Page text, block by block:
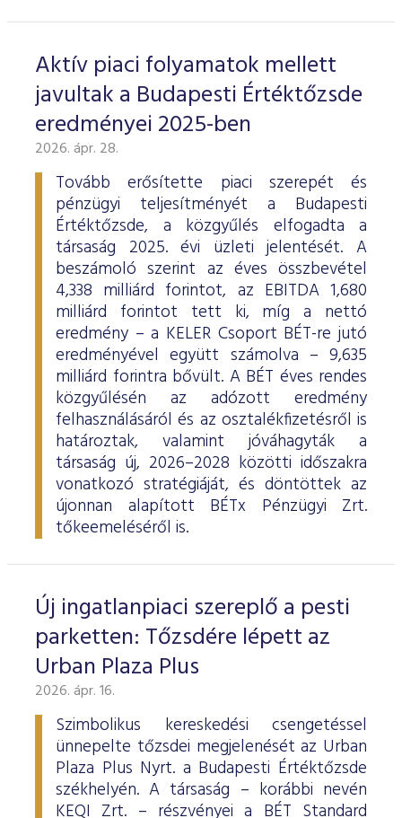
Aktív piaci folyamatok mellett
javultak a Budapesti Értéktőzsde
eredményei 2025-ben
2026. ápr. 28.
Tovább erősítette piaci szerepét és
pénzügyi teljesítményét a Budapesti
Értéktőzsde, a közgyűlés elfogadta a
társaság 2025. évi üzleti jelentését. A
beszámoló szerint az éves összbevétel
4,338 milliárd forintot, az EBITDA 1,680
milliárd forintot tett ki, míg a nettó
eredmény – a KELER Csoport BÉT-re jutó
eredményével együtt számolva – 9,635
milliárd forintra bővült. A BÉT éves rendes
közgyűlésén az adózott eredmény
felhasználásáról és az osztalékfizetésről is
határoztak, valamint jóváhagyták a
társaság új, 2026–2028 közötti időszakra
vonatkozó stratégiáját, és döntöttek az
újonnan alapított BÉTx Pénzügyi Zrt.
tőkeemeléséről is.
Új ingatlanpiaci szereplő a pesti
parketten: Tőzsdére lépett az
Urban Plaza Plus
2026. ápr. 16.
Szimbolikus kereskedési csengetéssel
ünnepelte tőzsdei megjelenését az Urban
Plaza Plus Nyrt. a Budapesti Értéktőzsde
székhelyén. A társaság – korábbi nevén
KEQI Zrt. – részvényei a BÉT Standard